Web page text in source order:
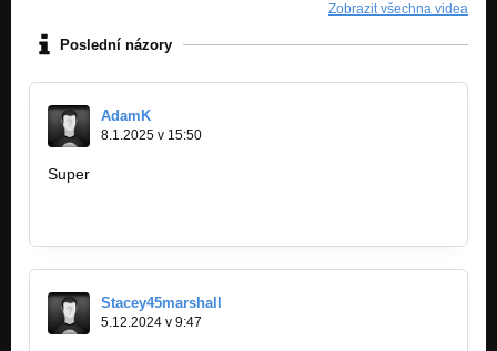
Zobrazit všechna videa
Poslední názory
AdamK
8.1.2025 v 15:50
Super
Stacey45marshall
5.12.2024 v 9:47